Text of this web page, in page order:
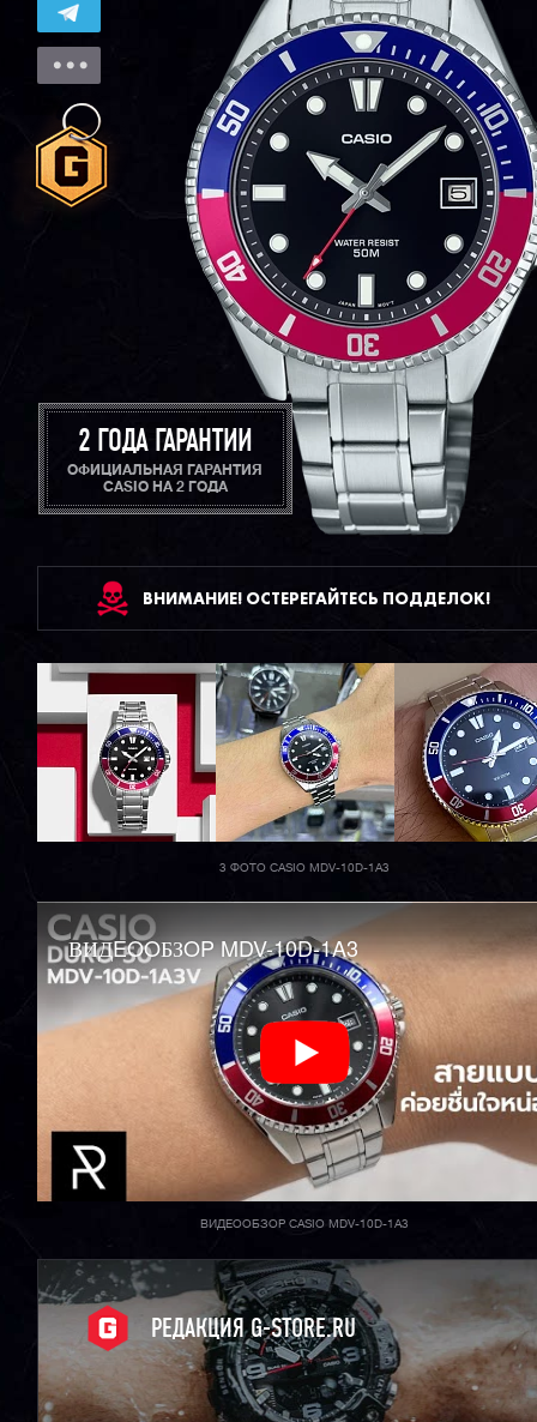
2 ГОДА ГАРАНТИИ
ОФИЦИАЛЬНАЯ ГАРАНТИЯ
CASIO НА 2 ГОДА
ВНИМАНИЕ! ОСТЕРЕГАЙТЕСЬ ПОДДЕЛОК!
3 ФОТО CASIO MDV-10D-1A3
ВИДEOOБЗOP MDV-10D-1A3
ВИДЕООБЗОР CASIO MDV-10D-1A3
РЕДАКЦИЯ G-STORE.RU